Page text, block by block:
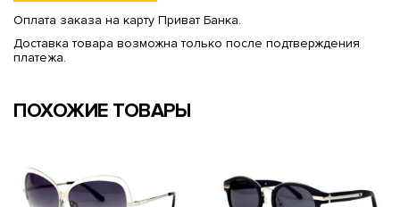
Оплата заказа на карту Приват Банка.
Доставка товара возможна только после подтверждения
платежа.
ПОХОЖИЕ ТОВАРЫ